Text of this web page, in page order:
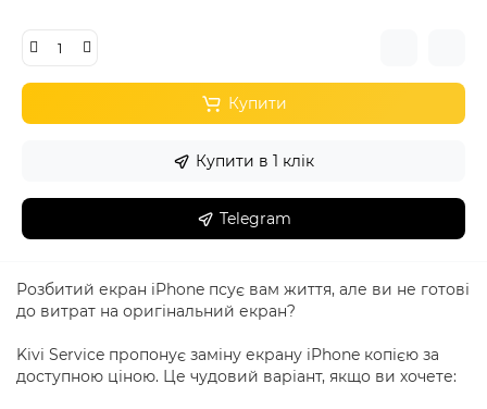
Купити
Купити в 1 клік
Telegram
Розбитий екран iPhone псує вам життя, але ви не готові
до витрат на оригінальний екран?
Kivi Service пропонує заміну екрану iPhone копією за
доступною ціною. Це чудовий варіант, якщо ви хочете: